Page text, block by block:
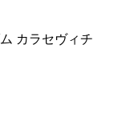
カラセヴィチ